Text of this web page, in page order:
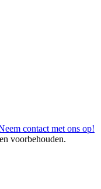
contact met ons op!
voorbehouden.